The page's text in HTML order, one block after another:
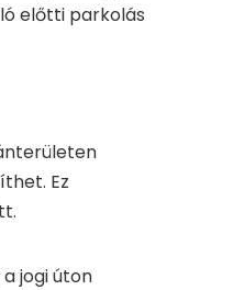
előtti parkolás
Ez
jogi úton